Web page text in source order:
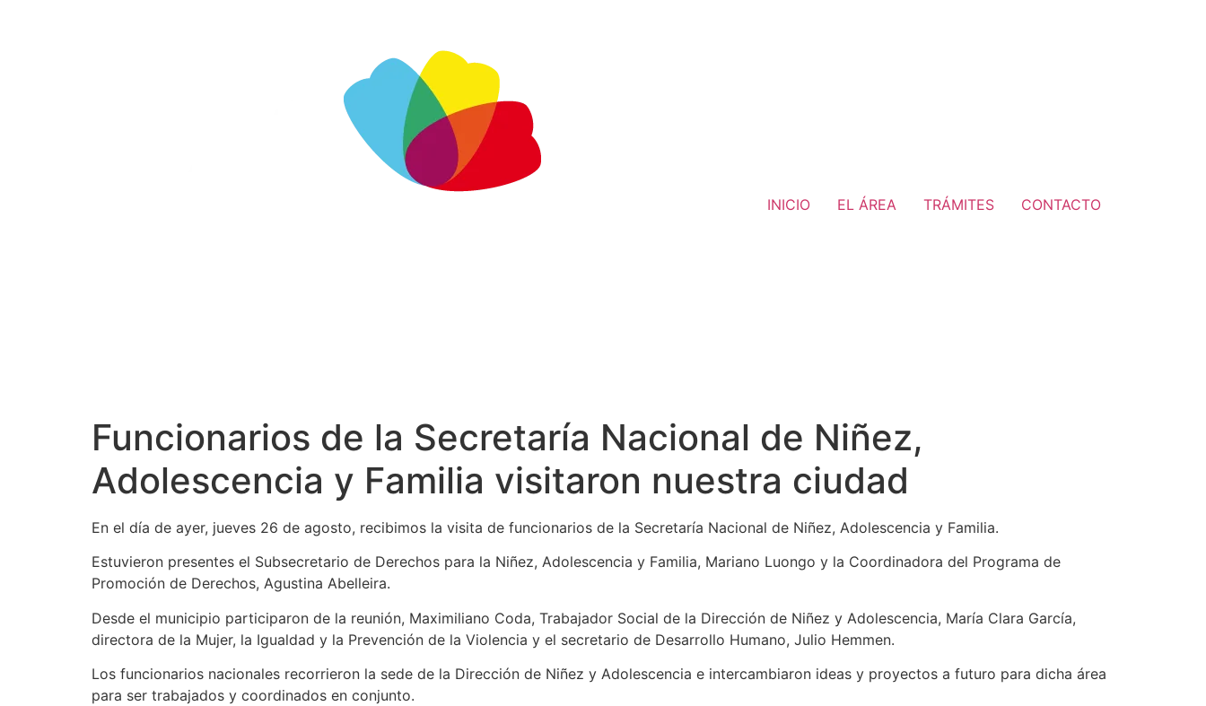
INICIO EL ÁREA TRÁMITES CONTACTO
Funcionarios de la Secretaría Nacional de Niñez,
Adolescencia y Familia visitaron nuestra ciudad
En el día de ayer, jueves 26 de agosto, recibimos la visita de funcionarios de la Secretaría Nacional de Niñez, Adolescencia y Familia.
Estuvieron presentes el Subsecretario de Derechos para la Niñez, Adolescencia y Familia, Mariano Luongo y la Coordinadora del Programa de
Promoción de Derechos, Agustina Abelleira.
Desde el municipio participaron de la reunión, Maximiliano Coda, Trabajador Social de la Dirección de Niñez y Adolescencia, María Clara García,
directora de la Mujer, la Igualdad y la Prevención de la Violencia y el secretario de Desarrollo Humano, Julio Hemmen.
Los funcionarios nacionales recorrieron la sede de la Dirección de Niñez y Adolescencia e intercambiaron ideas y proyectos a futuro para dicha área
para ser trabajados y coordinados en conjunto.